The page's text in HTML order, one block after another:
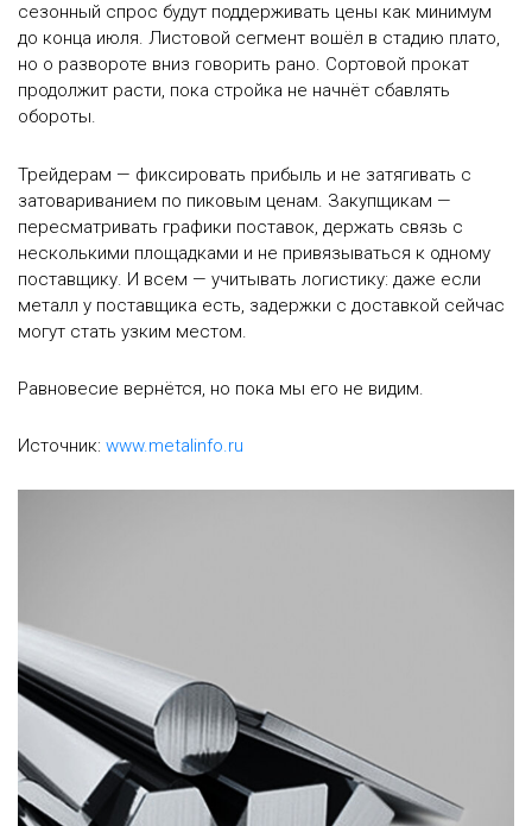
сезонный спрос будут поддерживать цены как минимум
до конца июля. Листовой сегмент вошёл в стадию плато,
но о развороте вниз говорить рано. Сортовой прокат
продолжит расти, пока стройка не начнёт сбавлять
обороты.
Трейдерам — фиксировать прибыль и не затягивать с
затовариванием по пиковым ценам. Закупщикам —
пересматривать графики поставок, держать связь с
несколькими площадками и не привязываться к одному
поставщику. И всем — учитывать логистику: даже если
металл у поставщика есть, задержки с доставкой сейчас
могут стать узким местом.
Равновесие вернётся, но пока мы его не видим.
Источник: www.metalinfo.ru